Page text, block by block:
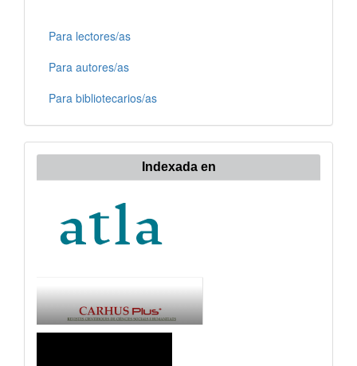
Para lectores/as
Para autores/as
Para bibliotecarios/as
Indexada en